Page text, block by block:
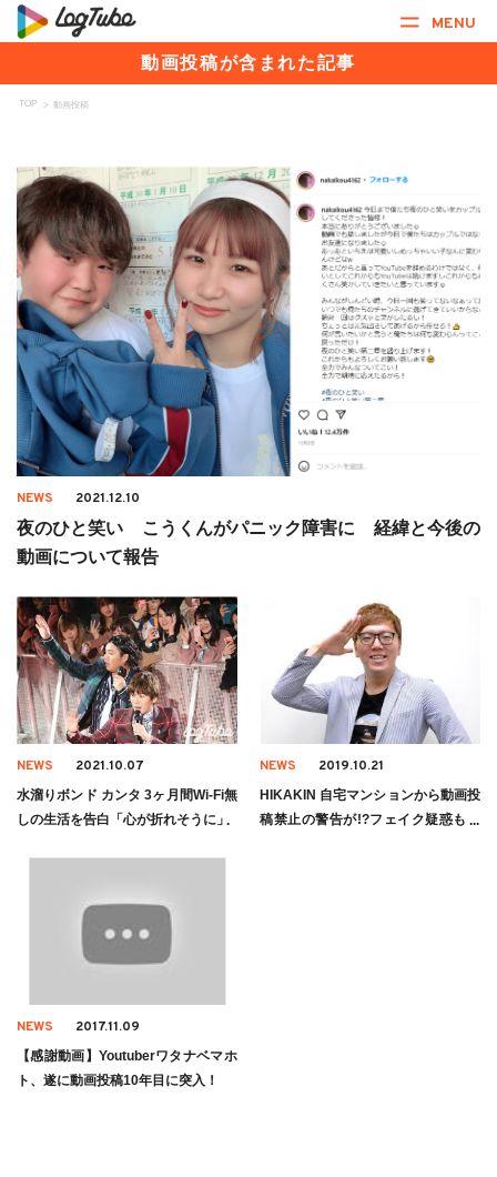
MENU
動画投稿が含まれた記事
TOP > 動画投稿
NEWS 2021.12.10
夜のひと笑い こうくんがパニック障害に 経緯と今後の
動画について報告
NEWS 2021.10.07
水溜りボンド カンタ 3ヶ月間Wi-Fi無
しの生活を告白「心が折れそうに」
NEWS 2019.10.21
HIKAKIN 自宅マンションから動画投
稿禁止の警告が!?フェイク疑惑も浮
NEWS 2017.11.09
【感謝動画】Youtuberワタナベマホ
ト、遂に動画投稿10年目に突入！